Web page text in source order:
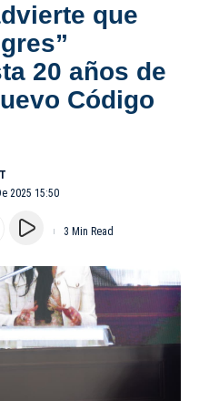
que
20 años de
Código
2025 15:50
3 Min Read